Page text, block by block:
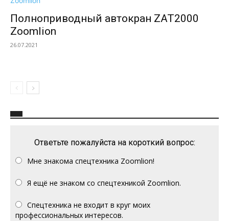
Полноприводный автокран ZAT2000
Zoomlion
26.07.2021
Ответьте пожалуйста на короткий вопрос:
Мне знакома спецтехника Zoomlion!
Я ещё не знаком со спецтехникой Zoomlion.
Спецтехника не входит в круг моих
профессиональных интересов.